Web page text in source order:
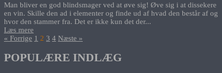
Man bliver en god blindsmager ved at øve sig! Øve sig i at dissekere
en vin. Skille den ad i elementer og finde ud af hvad den består af og
hvor den stammer fra. Det er ikke kun det der...
Læs mere
« Forrige 1 2 3 4 Næste »
POPULÆRE INDLÆG